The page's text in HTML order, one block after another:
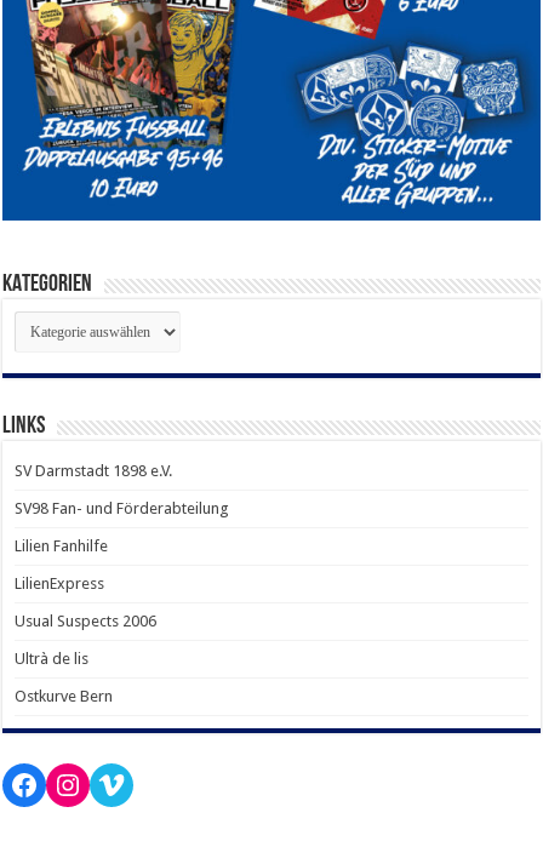
KATEGORIEN
KATEGORIEN
LINKS
SV Darmstadt 1898 e.V.
SV98 Fan- und Förderabteilung
Lilien Fanhilfe
LilienExpress
Usual Suspects 2006
Ultrà de lis
Ostkurve Bern
Facebook
Instagram
Vimeo